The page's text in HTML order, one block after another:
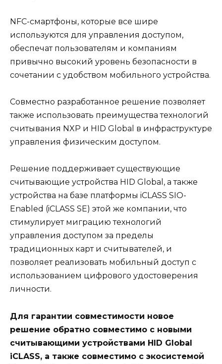
NFC-смартфоны, которые все шире
используются для управления доступом,
обеспечат пользователям и компаниям
привычно высокий уровень безопасности в
сочетании с удобством мобильного устройства.
Совместно разработанное решение позволяет
также использовать преимущества технологий
считывания NXP и HID Global в инфраструктуре
управления физическим доступом.
Решение поддерживает существующие
считывающие устройства HID Global, а также
устройства на базе платформы iCLASS SIO-
Enabled (iCLASS SE) этой же компании, что
стимулирует миграцию технологий
управления доступом за пределы
традиционных карт и считывателей, и
позволяет реализовать мобильный доступ с
использованием цифрового удостоверения
личности.
Для гарантии совместимости новое
решение обратно совместимо с новыми
считывающими устройствами HID Global
iCLASS, а также совместимо с экосистемой